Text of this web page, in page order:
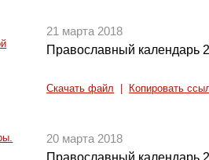
21 марта 2018
Православный календарь
Скачать файл Копировать
20 марта 2018
Православный календарь